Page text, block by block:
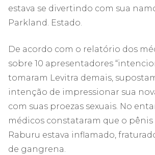
estava se divertindo com sua
Parkland. Estado.
De acordo com o relatório dos
sobre 10 apresentadores
tomaram Levitra demais,
intenção de impressionar sua
com suas proezas sexuais. No
médicos constataram que o
Raburu estava inflamado,
de gangrena.